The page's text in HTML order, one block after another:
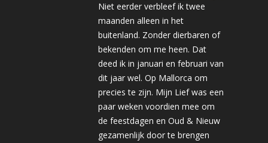
Niet eerder verbleef ik twee
maanden alleen in het
buitenland. Zonder dierbaren of
bekenden om me heen. Dat
deed ik in januari en februari van
dit jaar wel. Op Mallorca om
precies te zijn. Mijn Lief was een
paar weken voordien mee om
de feestdagen en Oud & Nieuw
gezamenlijk door te brengen